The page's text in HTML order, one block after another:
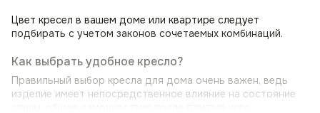
Цвет кресел в вашем доме или квартире следует
подбирать с учетом законов сочетаемых комбинаций.
Как выбрать удобное кресло?
Правильный выбор кресла для дома очень важен, ведь
изделие имеет непосредственное влияние на состояние